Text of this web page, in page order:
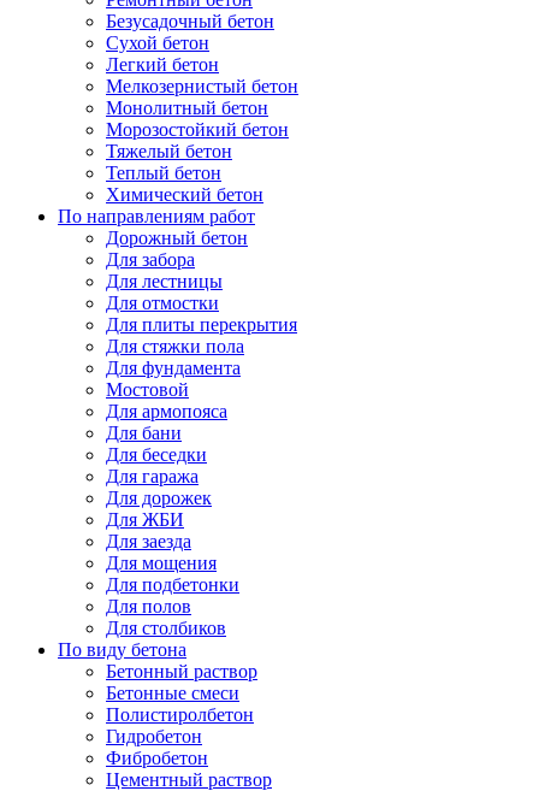
Безусадочный бетон
Сухой бетон
Легкий бетон
Мелкозернистый бетон
Монолитный бетон
Морозостойкий бетон
Тяжелый бетон
Теплый бетон
Химический бетон
По направлениям работ
Дорожный бетон
Для забора
Для лестницы
Для отмостки
Для плиты перекрытия
Для стяжки пола
Для фундамента
Мостовой
Для армопояса
Для бани
Для беседки
Для гаража
Для дорожек
Для ЖБИ
Для заезда
Для мощения
Для подбетонки
Для полов
Для столбиков
По виду бетона
Бетонный раствор
Бетонные смеси
Полистиролбетон
Гидробетон
Фибробетон
Цементный раствор